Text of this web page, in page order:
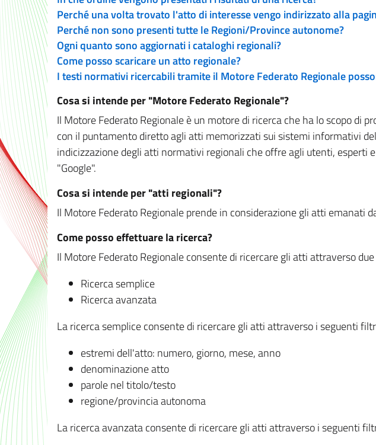
Perché una volta trovato l'atto di interesse vengo indirizzato alla
Perché non sono presenti tutte le Regioni/Province autonome?
Ogni quanto sono aggiornati i cataloghi regionali?
Come posso scaricare un atto regionale?
I testi normativi ricercabili tramite il Motore Federato Regionale
Cosa si intende per "Motore Federato Regionale"?
Il Motore Federato Regionale è un motore di ricerca che ha lo scopo di
con il puntamento diretto agli atti memorizzati sui sistemi informativi
indicizzazione degli atti normativi regionali che offre agli utenti,
"Google".
Cosa si intende per "atti regionali"?
Il Motore Federato Regionale prende in considerazione gli atti emanati
Come posso effettuare la ricerca?
Il Motore Federato Regionale consente di ricercare gli atti attraverso
Ricerca semplice
Ricerca avanzata
La ricerca semplice consente di ricercare gli atti attraverso i seguenti
estremi dell'atto: numero, giorno, mese, anno
denominazione atto
parole nel titolo/testo
regione/provincia autonoma
La ricerca avanzata consente di ricercare gli atti attraverso i seguenti